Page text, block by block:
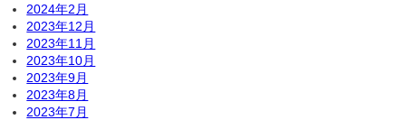
2024年2月
2023年12月
2023年11月
2023年10月
2023年9月
2023年8月
2023年7月